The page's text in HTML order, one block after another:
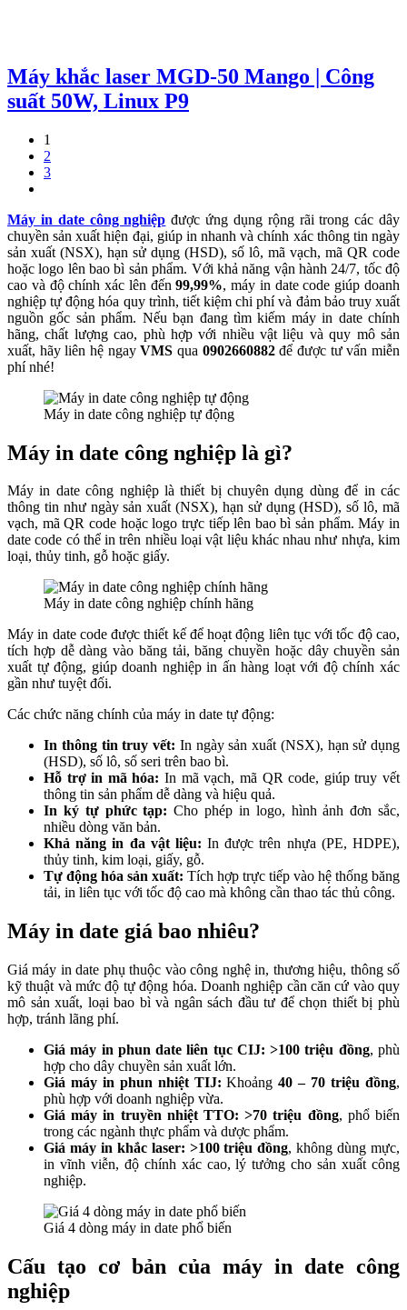
Máy khắc laser MGD-50 Mango | Công
suất 50W, Linux P9
1
2
3
Máy in date công nghiệp được ứng dụng rộng rãi trong các dây
chuyền sản xuất hiện đại, giúp in nhanh và chính xác thông tin ngày
sản xuất (NSX), hạn sử dụng (HSD), số lô, mã vạch, mã QR code
hoặc logo lên bao bì sản phẩm. Với khả năng vận hành 24/7, tốc độ
cao và độ chính xác lên đến99,99%, máy in date code giúp doanh
nghiệp tự động hóa quy trình, tiết kiệm chi phí và đảm bảo truy xuất
nguồn gốc sản phẩm. Nếu bạn đang tìm kiếm máy in date chính
hãng, chất lượng cao, phù hợp với nhiều vật liệu và quy mô sản
xuất, hãy liên hệ ngayVMS qua 0902660882để được tư vấn miễn
phí nhé!
Máy in date công nghiệp tự động
Máy in date công nghiệp là gì?
Máy in date công nghiệp là thiết bị chuyên dụng dùng để in các
thông tin như ngày sản xuất (NSX), hạn sử dụng (HSD), số lô, mã
vạch, mã QR code hoặc logo trực tiếp lên bao bì sản phẩm. Máy in
date code có thể in trên nhiều loại vật liệu khác nhau như nhựa, kim
loại, thủy tinh, gỗ hoặc giấy.
Máy in date công nghiệp chính hãng
Máy in date code được thiết kế để hoạt động liên tục với tốc độ cao,
tích hợp dễ dàng vào băng tải, băng chuyền hoặc dây chuyền sản
xuất tự động, giúp doanh nghiệp in ấn hàng loạt với độ chính xác
gần như tuyệt đối.
Các chức năng chính của máy in date tự động:
In thông tin truy vết: In ngày sản xuất (NSX), hạn sử dụng
(HSD), số lô, số seri trên bao bì.
Hỗ trợ in mã hóa: In mã vạch, mã QR code, giúp truy vết
thông tin sản phẩm dễ dàng và hiệu quả.
In ký tự phức tạp: Cho phép in logo, hình ảnh đơn sắc,
nhiều dòng văn bản.
Khả năng in đa vật liệu: In được trên nhựa (PE, HDPE),
thủy tinh, kim loại, giấy, gỗ.
Tự động hóa sản xuất: Tích hợp trực tiếp vào hệ thống băng
tải, in liên tục với tốc độ cao mà không cần thao tác thủ công.
Máy in date giá bao nhiêu?
Giá máy in date phụ thuộc vào công nghệ in, thương hiệu, thông số
kỹ thuật và mức độ tự động hóa. Doanh nghiệp cần căn cứ vào quy
mô sản xuất, loại bao bì và ngân sách đầu tư để chọn thiết bị phù
hợp, tránh lãng phí.
Giá máy in phun date liên tục CIJ: >100 triệu đồng, phù
hợp cho dây chuyền sản xuất lớn.
Giá máy in phun nhiệt TIJ: Khoảng40 – 70 triệu đồng,
phù hợp với doanh nghiệp vừa.
Giá máy in truyền nhiệt TTO: >70 triệu đồng, phổ biến
trong các ngành thực phẩm và dược phẩm.
Giá máy in khắc laser: >100 triệu đồng, không dùng mực,
in vĩnh viễn, độ chính xác cao, lý tưởng cho sản xuất công
nghiệp.
Giá 4 dòng máy in date phổ biến
Cấu tạo cơ bản của máy in date công
nghiệp